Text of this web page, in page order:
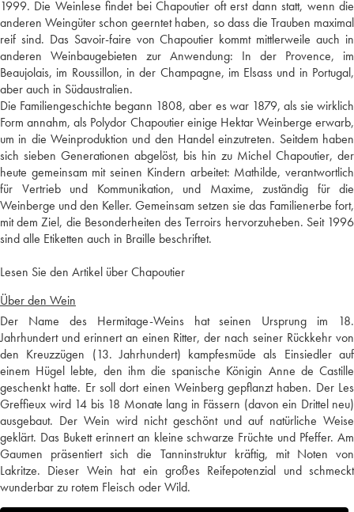
1999. Die Weinlese findet bei Chapoutier oft erst dann statt, wenn die
anderen Weingüter schon geerntet haben, so dass die Trauben maximal
reif sind. Das Savoir-faire von Chapoutier kommt mittlerweile auch in
anderen Weinbaugebieten zur Anwendung: In der Provence, im
Beaujolais, im Roussillon, in der Champagne, im Elsass und in Portugal,
aber auch in Südaustralien.
Die Familiengeschichte begann 1808, aber es war 1879, als sie wirklich
Form annahm, als Polydor Chapoutier einige Hektar Weinberge erwarb,
um in die Weinproduktion und den Handel einzutreten. Seitdem haben
sich sieben Generationen abgelöst, bis hin zu Michel Chapoutier, der
heute gemeinsam mit seinen Kindern arbeitet: Mathilde, verantwortlich
für Vertrieb und Kommunikation, und Maxime, zuständig für die
Weinberge und den Keller. Gemeinsam setzen sie das Familienerbe fort,
mit dem Ziel, die Besonderheiten des Terroirs hervorzuheben. Seit 1996
sind alle Etiketten auch in Braille beschriftet.
Lesen Sie den Artikel über Chapoutier
Über den Wein
Der Name des Hermitage-Weins hat seinen Ursprung im 18.
Jahrhundert und erinnert an einen Ritter, der nach seiner Rückkehr von
den Kreuzzügen (13. Jahrhundert) kampfesmüde als Einsiedler auf
einem Hügel lebte, den ihm die spanische Königin Anne de Castille
geschenkt hatte. Er soll dort einen Weinberg gepflanzt haben. Der Les
Greffieux wird 14 bis 18 Monate lang in Fässern (davon ein Drittel neu)
ausgebaut. Der Wein wird nicht geschönt und auf natürliche Weise
geklärt. Das Bukett erinnert an kleine schwarze Früchte und Pfeffer. Am
Gaumen präsentiert sich die Tanninstruktur kräftig, mit Noten von
Lakritze. Dieser Wein hat ein großes Reifepotenzial und schmeckt
wunderbar zu rotem Fleisch oder Wild.